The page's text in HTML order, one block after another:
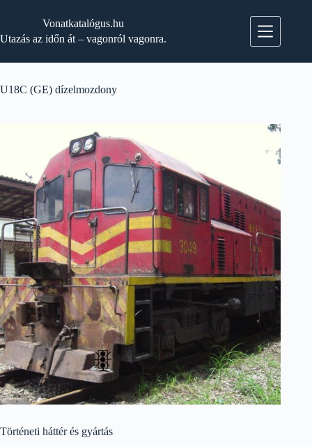
Vonatkatalógus.hu
Utazás az időn át – vagonról vagonra.
U18C (GE) dízelmozdony
Történeti háttér és gyártás